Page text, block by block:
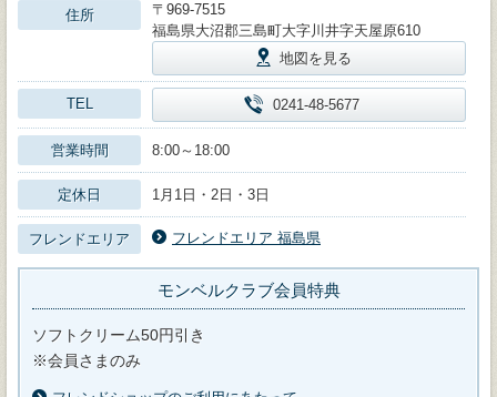
住所
〒969-7515
福島県大沼郡三島町大字川井字天屋原610
地図を見る
TEL 0241-48-5677
営業時間 8:00～18:00
定休日 1月1日・2日・3日
フレンドエリア フレンドエリア 福島県
モンベルクラブ会員特典
ソフトクリーム50円引き
※会員さまのみ